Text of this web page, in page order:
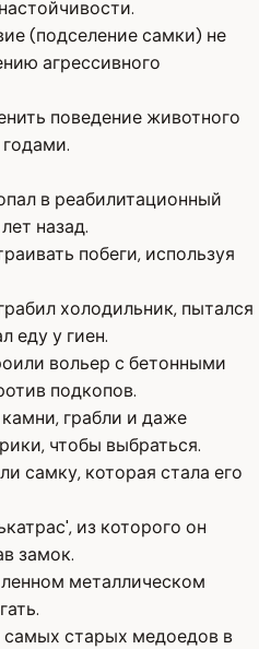
(подселение самки) не
агрессивного
поведение животного
в реабилитационный
назад.
побеги, используя
холодильник, пытался
еду у гиен.
вольер с бетонными
подкопов.
грабли и даже
чтобы выбраться.
самку, которая стала его
из которого он
замок.
металлическом
самых старых медоедов в